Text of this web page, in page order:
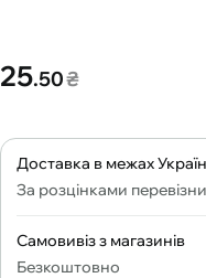
25.50₴
Доставка в межах
За розцінками
Самовивіз з магазинів
Безкоштовно